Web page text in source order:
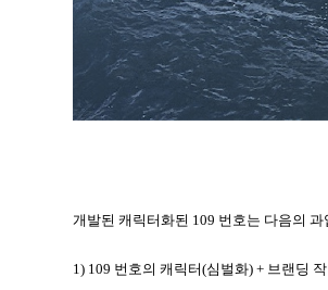
개발된 캐릭터화된 109 번호는 다음의
1) 109 번호의 캐릭터(심벌화) + 브랜딩 작